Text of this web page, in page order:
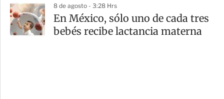
8 de agosto - 3:28 Hrs
En México, sólo uno de cada tres
bebés recibe lactancia materna